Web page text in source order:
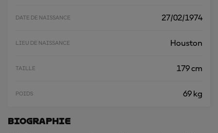
DATE DE NAISSANCE 27/02/1974
LIEU DE NAISSANCE Houston
TAILLE 179 cm
POIDS 69 kg
Biographie